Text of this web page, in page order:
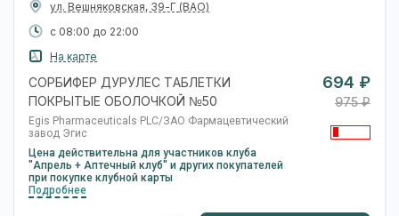
ул. Вешняковская, 39-Г (ВАО)
с 08:00 до 22:00
На карте
СОРБИФЕР ДУРУЛЕС ТАБЛЕТКИ
ПОКРЫТЫЕ ОБОЛОЧКОЙ №50
Egis Pharmaceuticals PLC/ЗАО Фармацевтический
завод Эгис
Цена действительна для участников клуба
"Апрель + Аптечный клуб" и других покупателей
при покупке клубной карты
Подробнее
694 ₽
975 ₽